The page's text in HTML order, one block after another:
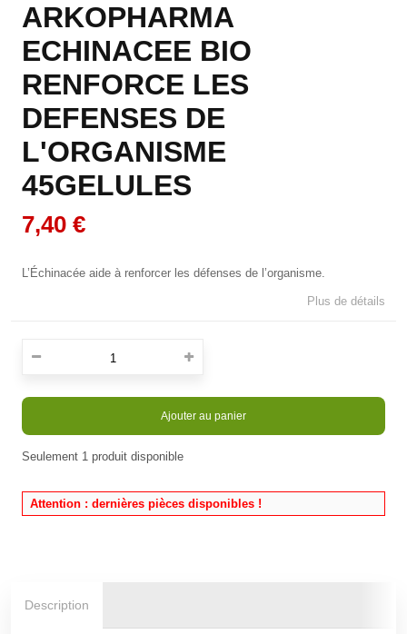
ARKOPHARMA
ECHINACEE BIO
RENFORCE LES
DEFENSES DE
L'ORGANISME
45GELULES
7,40 €
L’Échinacée aide à renforcer les défenses de l’organisme.
Plus de détails
Ajouter au panier
Seulement 1 produit disponible
Attention : dernières pièces disponibles !
Description